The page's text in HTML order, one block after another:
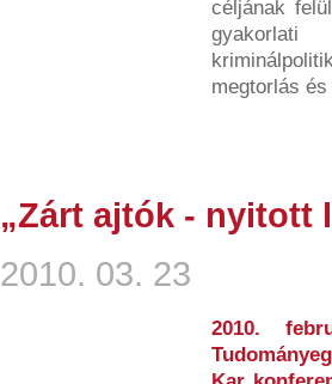
céljának
gyakorlati
megtorlás
„Zárt ajtók - nyitott
2010. 03. 23
2010.